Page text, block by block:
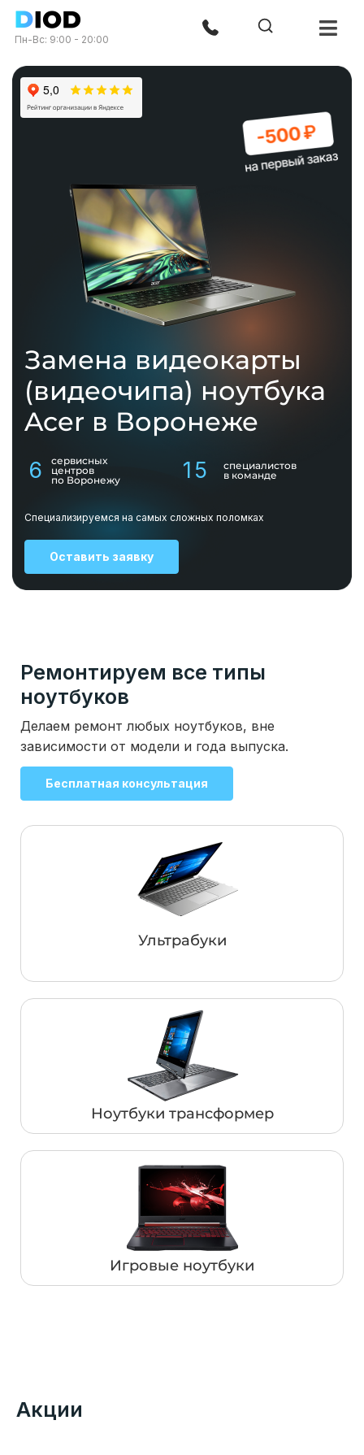
Пн-Вс: 9:00 - 20:00
Замена видеокарты
(видеочипа) ноутбука
Acer в Воронеже
6
сервисных
центров
по Воронежу
15
специалистов
в команде
Специализируемся на самых сложных поломках
Оставить заявку
Ремонтируем все типы
ноутбуков
Делаем ремонт любых ноутбуков, вне
зависимости от модели и года выпуска.
Бесплатная консультация
Ультрабуки
Ноутбуки трансформер
Игровые ноутбуки
Акции